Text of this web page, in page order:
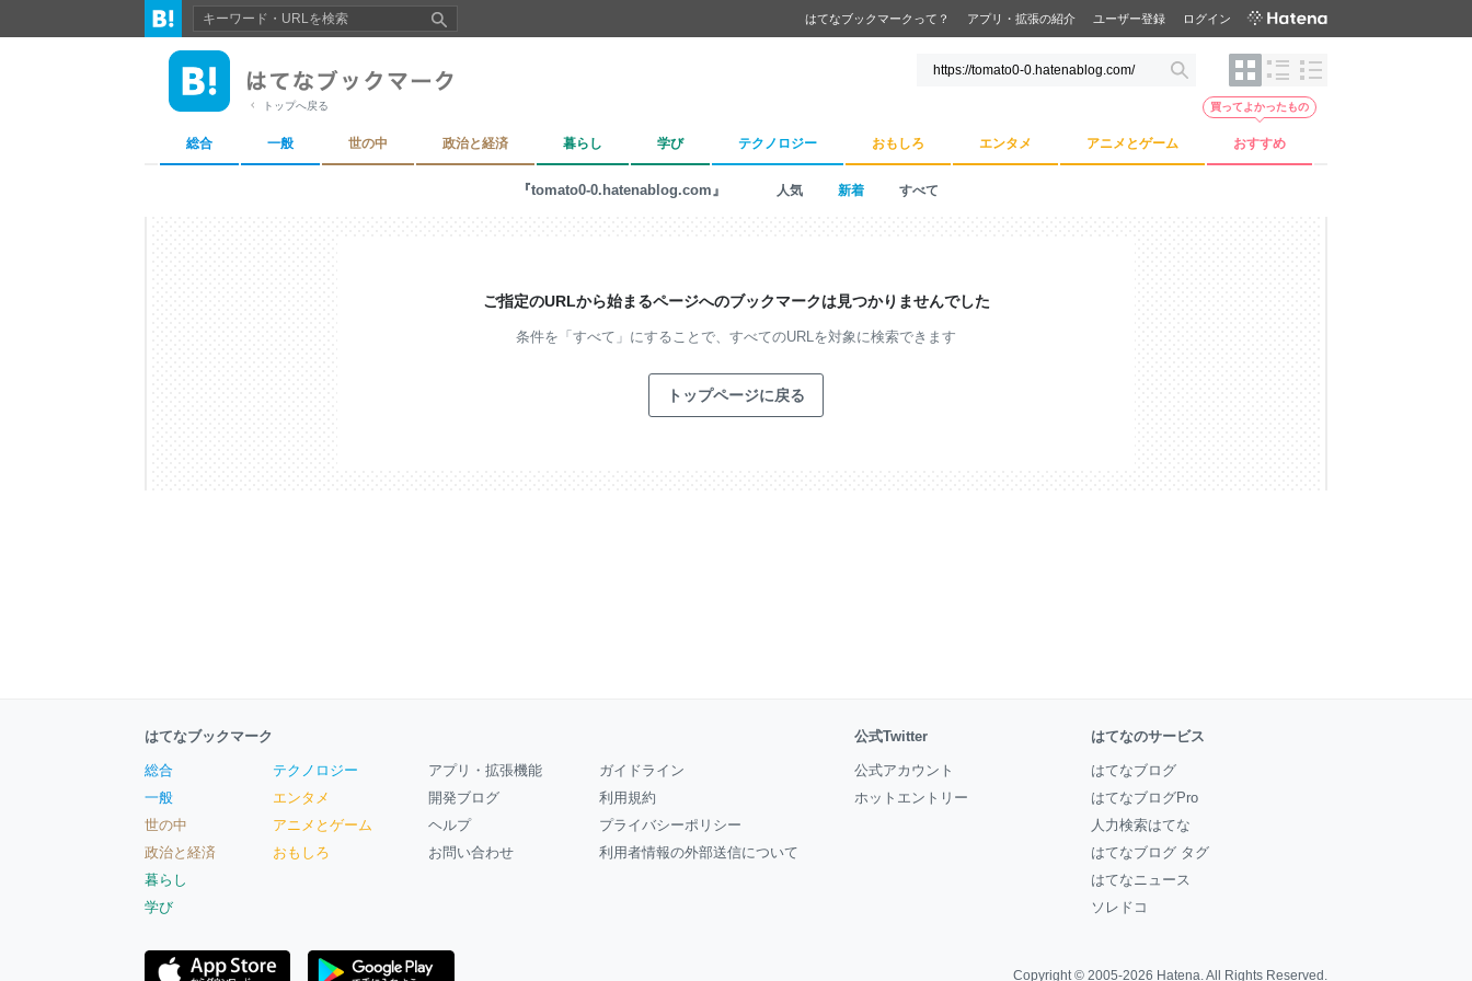
はてなブックマークって？ アプリ・拡張の紹介 ユーザー登録 ログイン
トップへ戻る
総合 一般 世の中 政治と経済 暮らし 学び テクノロジー おもしろ エンタメ アニメとゲーム おすすめ
買ってよかったもの
『tomato0-0.hatenablog.com』 人気 新着 すべて
ご指定のURLから始まるページへのブックマークは見つかりませんでした
条件を「すべて」にすることで、 すべてのURLを対象に検索できます
トップページに戻る
はてなブックマーク
総合
一般
世の中
政治と経済
暮らし
学び
テクノロジー
エンタメ
アニメとゲーム
おもしろ
アプリ・拡張機能
開発ブログ
ヘルプ
お問い合わせ
ガイドライン
利用規約
プライバシーポリシー
利用者情報の外部送信について
公式Twitter
公式アカウント
ホットエントリー
はてなのサービス
はてなブログ
はてなブログPro
人力検索はてな
はてなブログ タグ
はてなニュース
ソレドコ
Copyright © 2005-2026 Hatena. All Rights Reserved.